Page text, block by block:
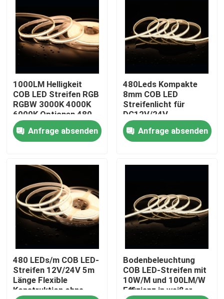
Produkte
Videos
Über uns
Fabrik-Ausflug
Qualitätskontrolle
Treten Sie mit uns in Verbindung
Nachrichten
Fordern Sie ein Zitat
LED Streifen - Hoher CRI
1000LM Helligkeit
COB LED Streifen RGB
RGBW 3000K 4000K
6000K Optionen 480
LEDs/m CRI 90-95 5m
RollenAnfrage absenden
480Leds Kompakte
8mm COB LED
Streifenlicht für
DC12V/24V
Anwendungen
nahtloses Design
Anfrage absenden
480 LEDs/m COB LED-
Streifen 12V/24V 5m
Länge Flexible
Konstruktion ohne
Bodenbeleuchtung
COB LED-Streifen mit
10W/M und 100LM/W
Effizienz in weißer